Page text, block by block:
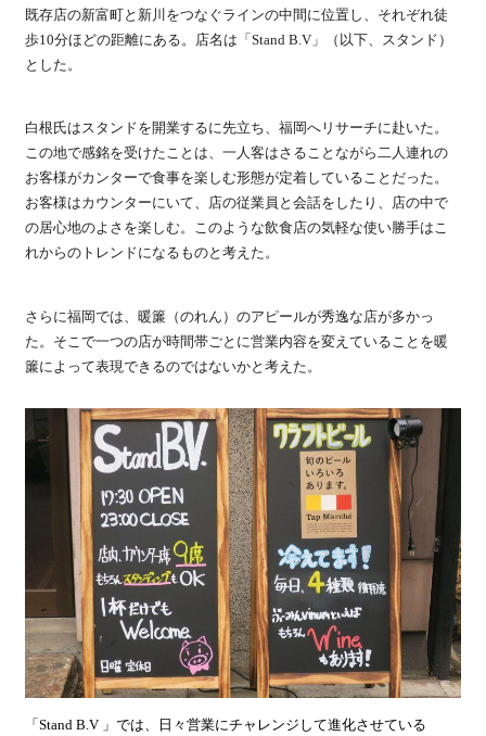
既存店の新富町と新川をつなぐラインの中間に位置し、それぞれ徒
歩10分ほどの距離にある。店名は「Stand B.V」（以下、スタンド）
とした。
白根氏はスタンドを開業するに先立ち、福岡へリサーチに赴いた。
この地で感銘を受けたことは、一人客はさることながら二人連れの
お客様がカンターで食事を楽しむ形態が定着していることだった。
お客様はカウンターにいて、店の従業員と会話をしたり、店の中で
の居心地のよさを楽しむ。このような飲食店の気軽な使い勝手はこ
れからのトレンドになるものと考えた。
さらに福岡では、暖簾（のれん）のアピールが秀逸な店が多かっ
た。そこで一つの店が時間帯ごとに営業内容を変えていることを暖
簾によって表現できるのではないかと考えた。
「Stand B.V 」では、日々営業にチャレンジして進化させている